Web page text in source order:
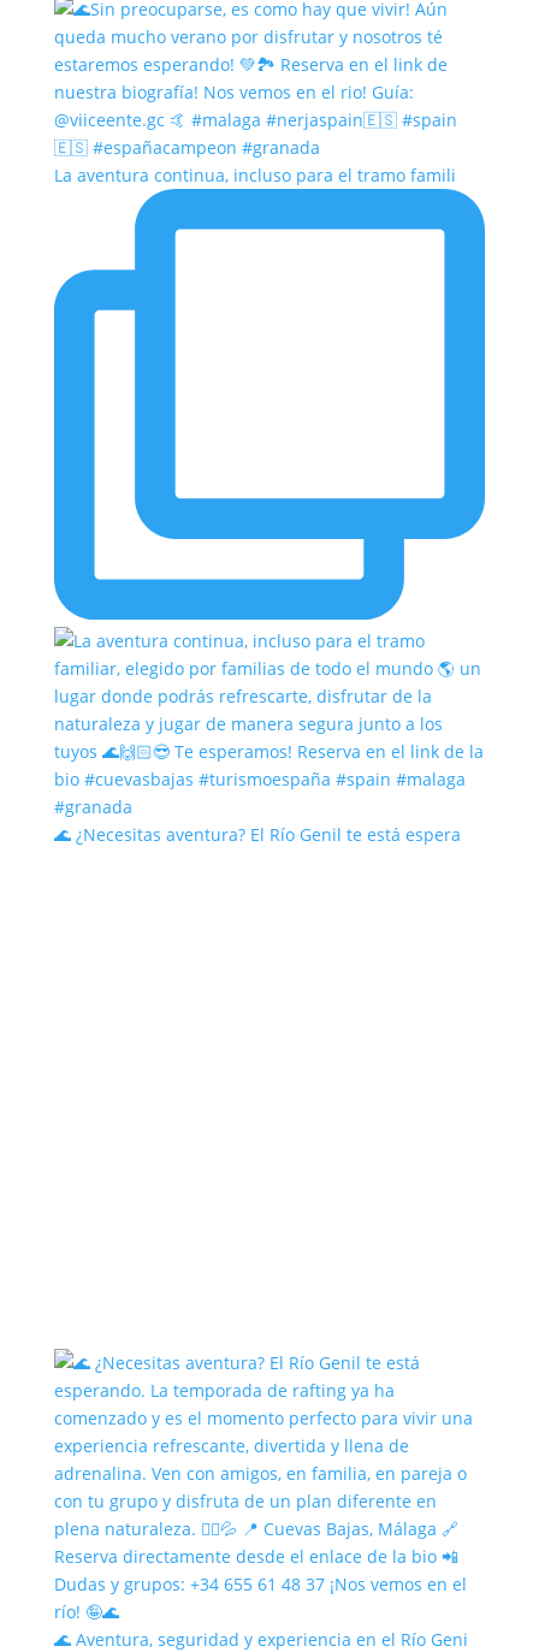
La aventura continua, incluso para el tramo famili
🌊 ¿Necesitas aventura? El Río Genil te está espera
🌊 Aventura, seguridad y experiencia en el Río Geni